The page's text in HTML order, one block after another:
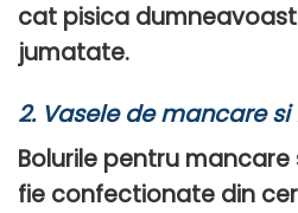
cat pisica
jumatate.
2. Vasele de mancare
Bolurile pentru
fie confectionate din